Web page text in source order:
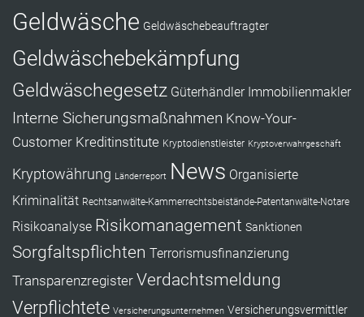
Geldwäsche Geldwäschebeauftragter
Geldwäschebekämpfung
Geldwäschegesetz Güterhändler Immobilienmakler
Interne Sicherungsmaßnahmen Know-Your-
Customer Kreditinstitute Kryptodienstleister Kryptoverwahrgeschäft
Kryptowährung Länderreport News Organisierte
Kriminalität Rechtsanwälte-Kammerrechtsbeistände-Patentanwälte-Notare
Risikoanalyse Risikomanagement Sanktionen
Sorgfaltspflichten Terrorismusfinanzierung
Transparenzregister Verdachtsmeldung
Verpflichtete Versicherungsunternehmen Versicherungsvermittler